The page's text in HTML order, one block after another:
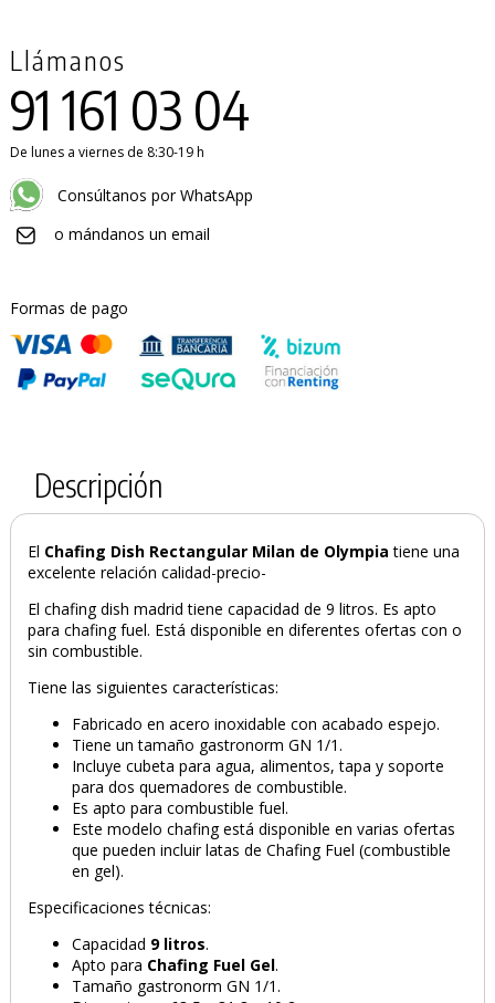
Llámanos
91 161 03 04
De lunes a viernes de 8:30-19 h
Consúltanos por WhatsApp
o mándanos un email
Formas de pago
Descripción
El Chafing Dish Rectangular Milan de Olympia tiene una
excelente relación calidad-precio-
El chafing dish madrid tiene capacidad de 9 litros. Es apto
para chafing fuel. Está disponible en diferentes ofertas con o
sin combustible.
Tiene las siguientes características:
Fabricado en acero inoxidable con acabado espejo.
Tiene un tamaño gastronorm GN 1/1.
Incluye cubeta para agua, alimentos, tapa y soporte
para dos quemadores de combustible.
Es apto para combustible fuel.
Este modelo chafing está disponible en varias ofertas
que pueden incluir latas de Chafing Fuel (combustible
en gel).
Especificaciones técnicas:
Capacidad 9 litros.
Apto para Chafing Fuel Gel.
Tamaño gastronorm GN 1/1.